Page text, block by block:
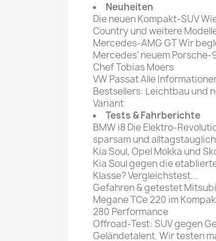
TAGES &
WOCHENZEITUNGEN
Bildzeitung
Frankfurter Allgemeine
Magazin
Frankfurter Illustrierte
Neuheiten
Die neuen Kompakt-SUV
Country und weitere
Mercedes-AMG GT Wir
Mercedes' neuem Porsche-
Chef Tobias Moers
VW Passat Alle
Bestsellers: Leichtbau und
Variant
Tests & Fahrberichte
BMW i8 Die Elektro-
sparsam und
Kia Soul, Opel Mokka und
Kia Soul gegen die
Klasse? Vergleichstest...
Gefahren & getestet
Megane TCe 220 im
280 Performance
Offroad-Test: SUV gegen
Geländetalent. Wir testen